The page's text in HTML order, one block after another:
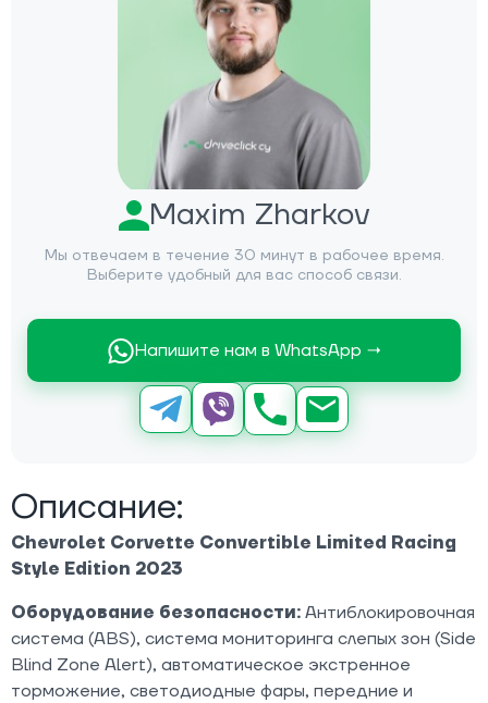
Maxim Zharkov
Мы отвечаем в течение 30 минут в рабочее время.
Выберите удобный для вас способ связи.
Напишите нам в WhatsApp →
Описание:
Chevrolet Corvette Convertible Limited Racing
Style Edition 2023
Оборудование безопасности: Антиблокировочная
система (ABS), система мониторинга слепых зон (Side
Blind Zone Alert), автоматическое экстренное
торможение, светодиодные фары, передние и